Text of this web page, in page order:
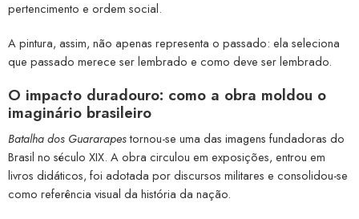
pertencimento e ordem social.
A pintura, assim, não apenas representa o passado: ela seleciona
que passado merece ser lembrado e como deve ser lembrado.
O impacto duradouro: como a obra moldou o
imaginário brasileiro
Batalha dos Guararapestornou-se uma das imagens fundadoras do
Brasil no século XIX. A obra circulou em exposições, entrou em
livros didáticos, foi adotada por discursos militares e consolidou-se
como referência visual da história da nação.